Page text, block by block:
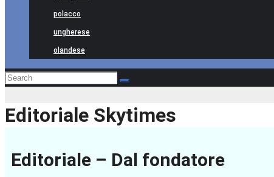
polacco
ungherese
olandese
Editoriale Skytimes
Editoriale – Dal fondatore